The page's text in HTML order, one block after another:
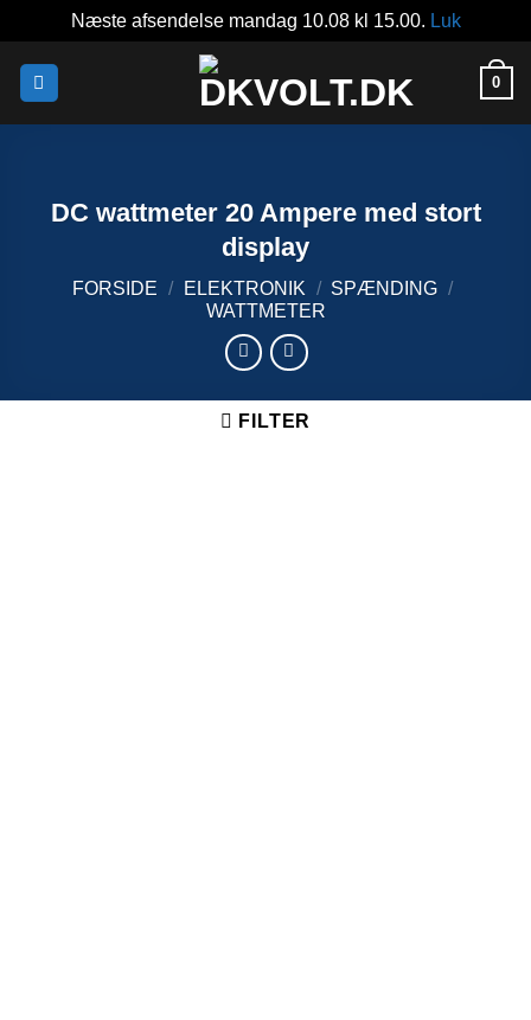
Næste afsendelse mandag 10.08 kl 15.00. Luk
0
DC wattmeter 20 Ampere med stort
display
FORSIDE / ELEKTRONIK / SPÆNDING /
WATTMETER
FILTER